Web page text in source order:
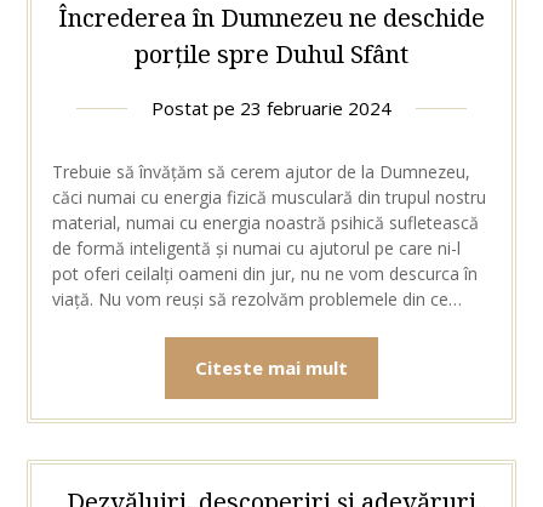
Încrederea în Dumnezeu ne deschide
porțile spre Duhul Sfânt
Postat pe 23 februarie 2024
Trebuie să învățăm să cerem ajutor de la Dumnezeu,
căci numai cu energia fizică musculară din trupul nostru
material, numai cu energia noastră psihică sufletească
de formă inteligentă și numai cu ajutorul pe care ni-l
pot oferi ceilalți oameni din jur, nu ne vom descurca în
viață. Nu vom reuși să rezolvăm problemele din ce…
Citeste mai mult